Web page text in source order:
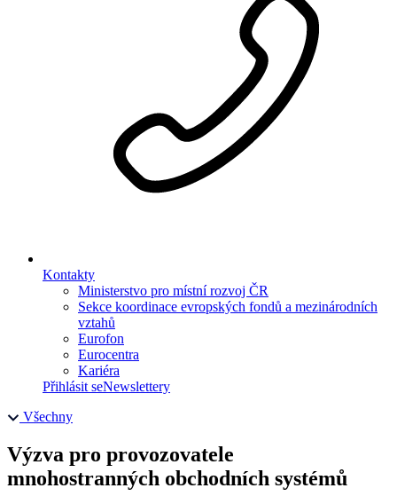
Kontakty
Ministerstvo pro místní rozvoj ČR
Sekce koordinace evropských fondů a mezinárodních
vztahů
Eurofon
Eurocentra
Kariéra
Přihlásit seNewslettery
Všechny
Výzva pro provozovatele
mnohostranných obchodních systémů